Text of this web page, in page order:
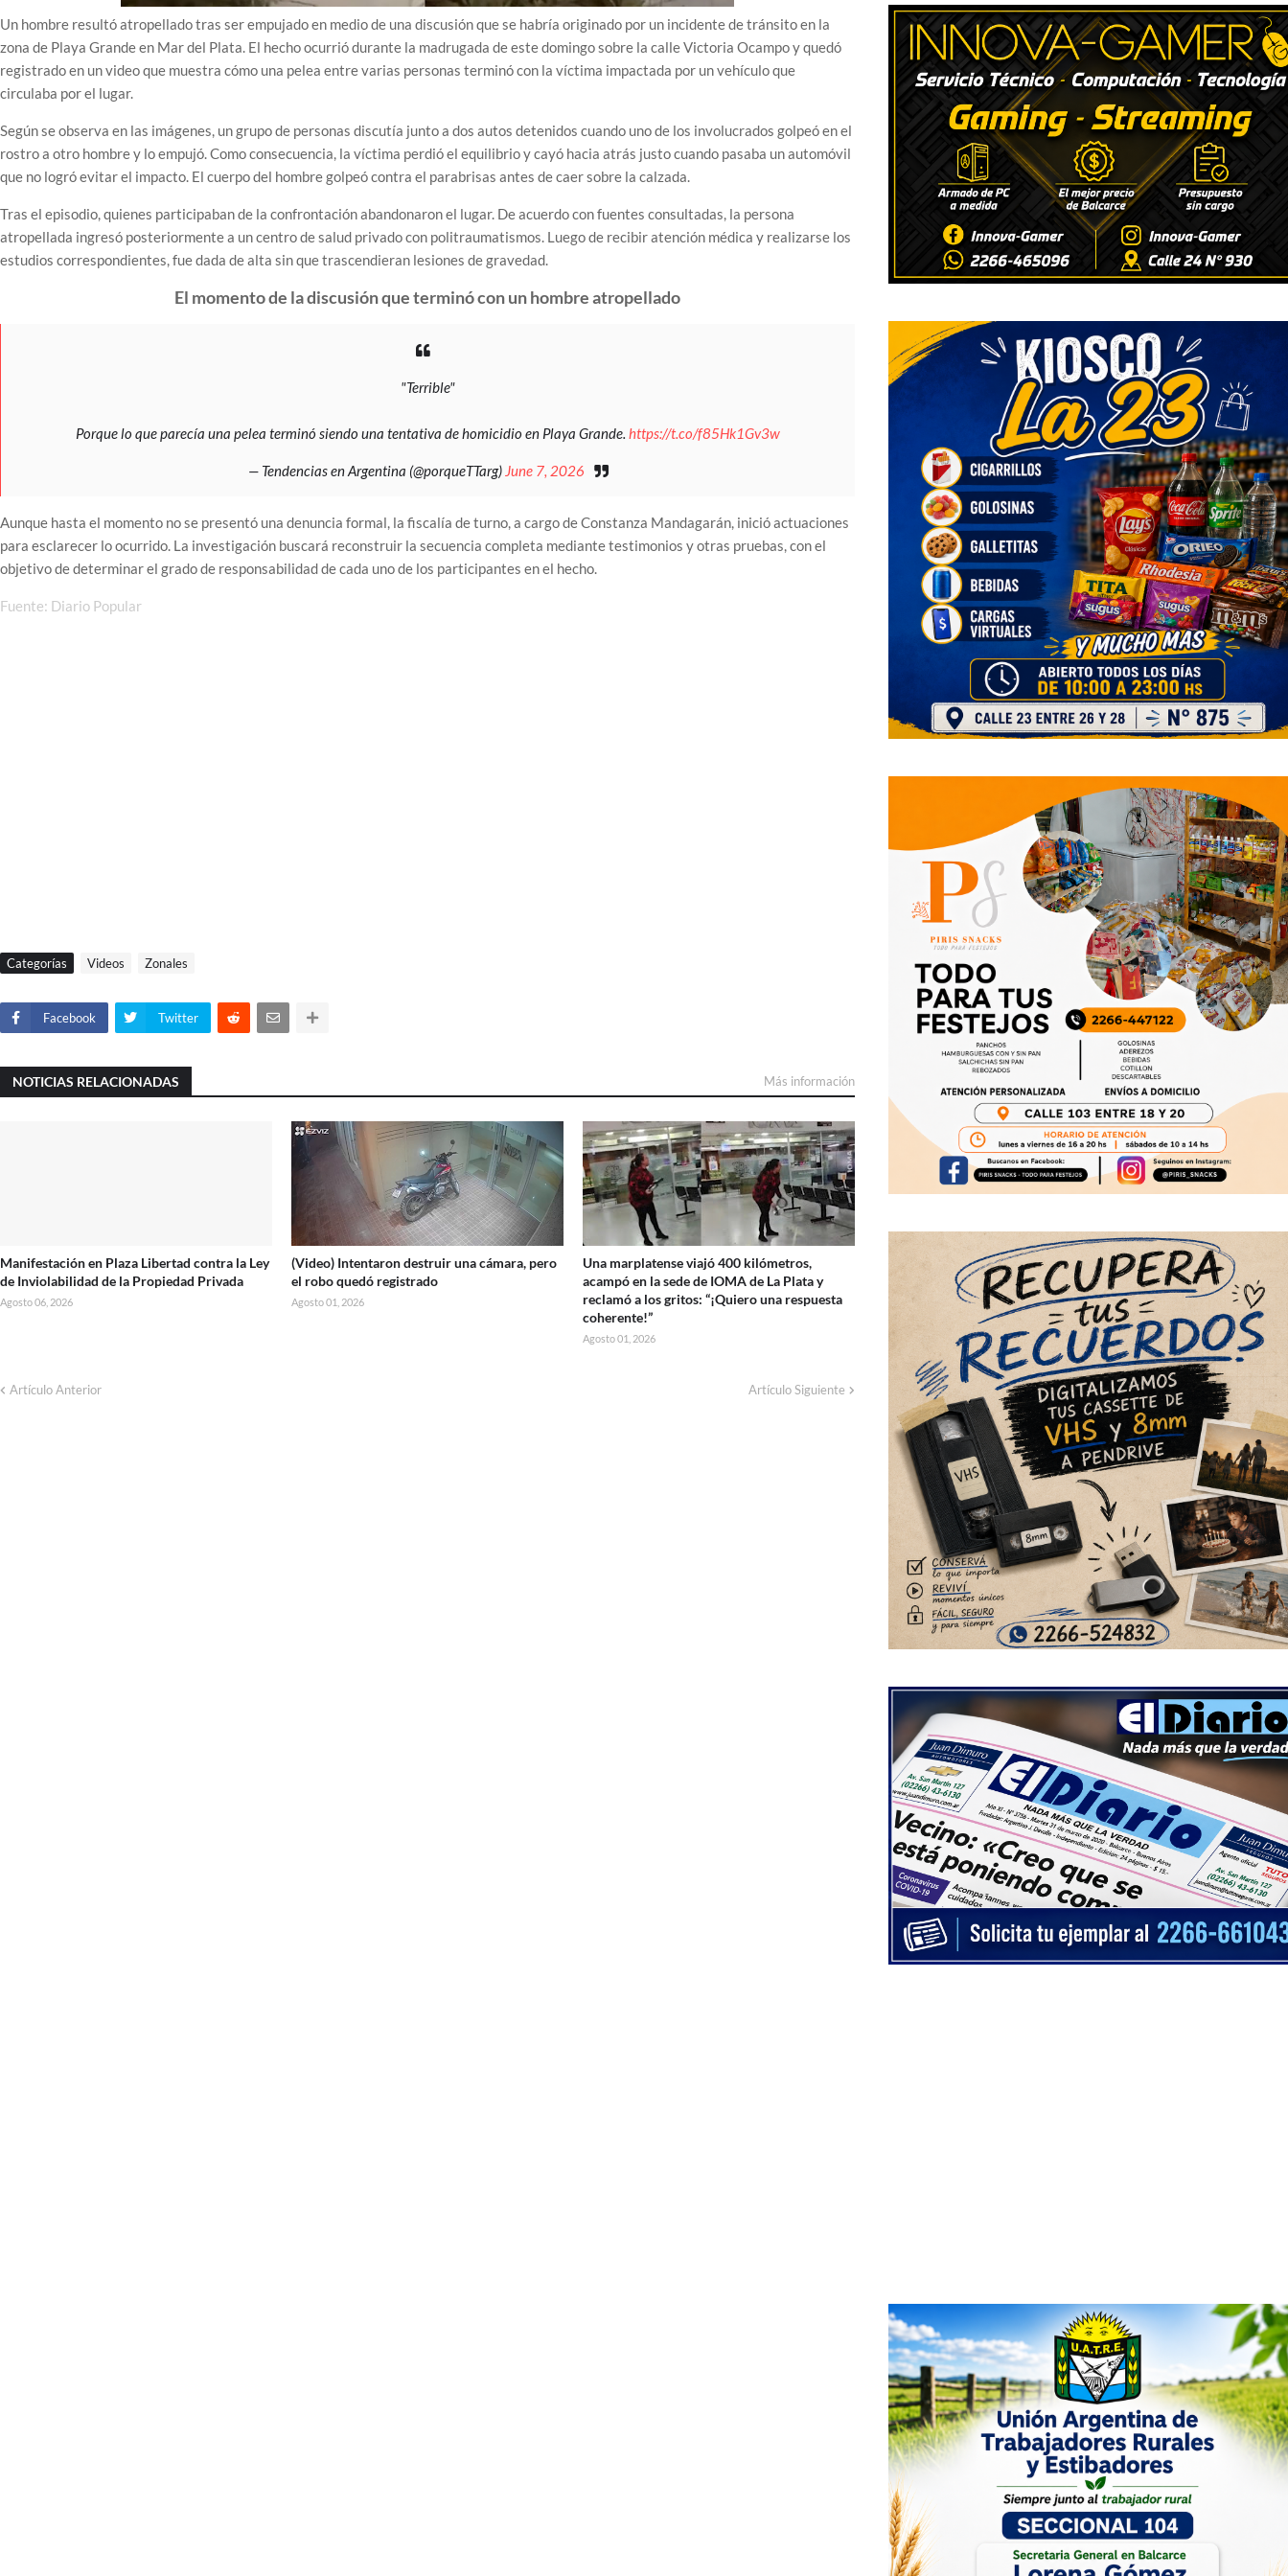
Un hombre resultó atropellado tras ser empujado en medio de una discusión que se habría originado por un incidente de tránsito en la
zona de Playa Grande en Mar del Plata. El hecho ocurrió durante la madrugada de este domingo sobre la calle Victoria Ocampo y quedó
registrado en un video que muestra cómo una pelea entre varias personas terminó con la víctima impactada por un vehículo que
circulaba por el lugar.
Según se observa en las imágenes, un grupo de personas discutía junto a dos autos detenidos cuando uno de los involucrados golpeó en el
rostro a otro hombre y lo empujó. Como consecuencia, la víctima perdió el equilibrio y cayó hacia atrás justo cuando pasaba un automóvil
que no logró evitar el impacto. El cuerpo del hombre golpeó contra el parabrisas antes de caer sobre la calzada.
Tras el episodio, quienes participaban de la confrontación abandonaron el lugar. De acuerdo con fuentes consultadas, la persona
atropellada ingresó posteriormente a un centro de salud privado con politraumatismos. Luego de recibir atención médica y realizarse los
estudios correspondientes, fue dada de alta sin que trascendieran lesiones de gravedad.
El momento de la discusión que terminó con un hombre atropellado
"Terrible"
Porque lo que parecía una pelea terminó siendo una tentativa de homicidio en Playa Grande. https://t.co/f85Hk1Gv3w
— Tendencias en Argentina (@porqueTTarg) June 7, 2026
Aunque hasta el momento no se presentó una denuncia formal, la fiscalía de turno, a cargo de Constanza Mandagarán, inició actuaciones
para esclarecer lo ocurrido. La investigación buscará reconstruir la secuencia completa mediante testimonios y otras pruebas, con el
objetivo de determinar el grado de responsabilidad de cada uno de los participantes en el hecho.
Fuente: Diario Popular
Categorías Videos Zonales
Facebook Twitter
NOTICIAS RELACIONADAS Más información
Manifestación en Plaza Libertad contra la Ley
de Inviolabilidad de la Propiedad Privada
Agosto 06, 2026
(Video) Intentaron destruir una cámara, pero
el robo quedó registrado
Agosto 01, 2026
Una marplatense viajó 400 kilómetros,
acampó en la sede de IOMA de La Plata y
reclamó a los gritos: “¡Quiero una respuesta
coherente!”
Agosto 01, 2026
Artículo Anterior Artículo Siguiente